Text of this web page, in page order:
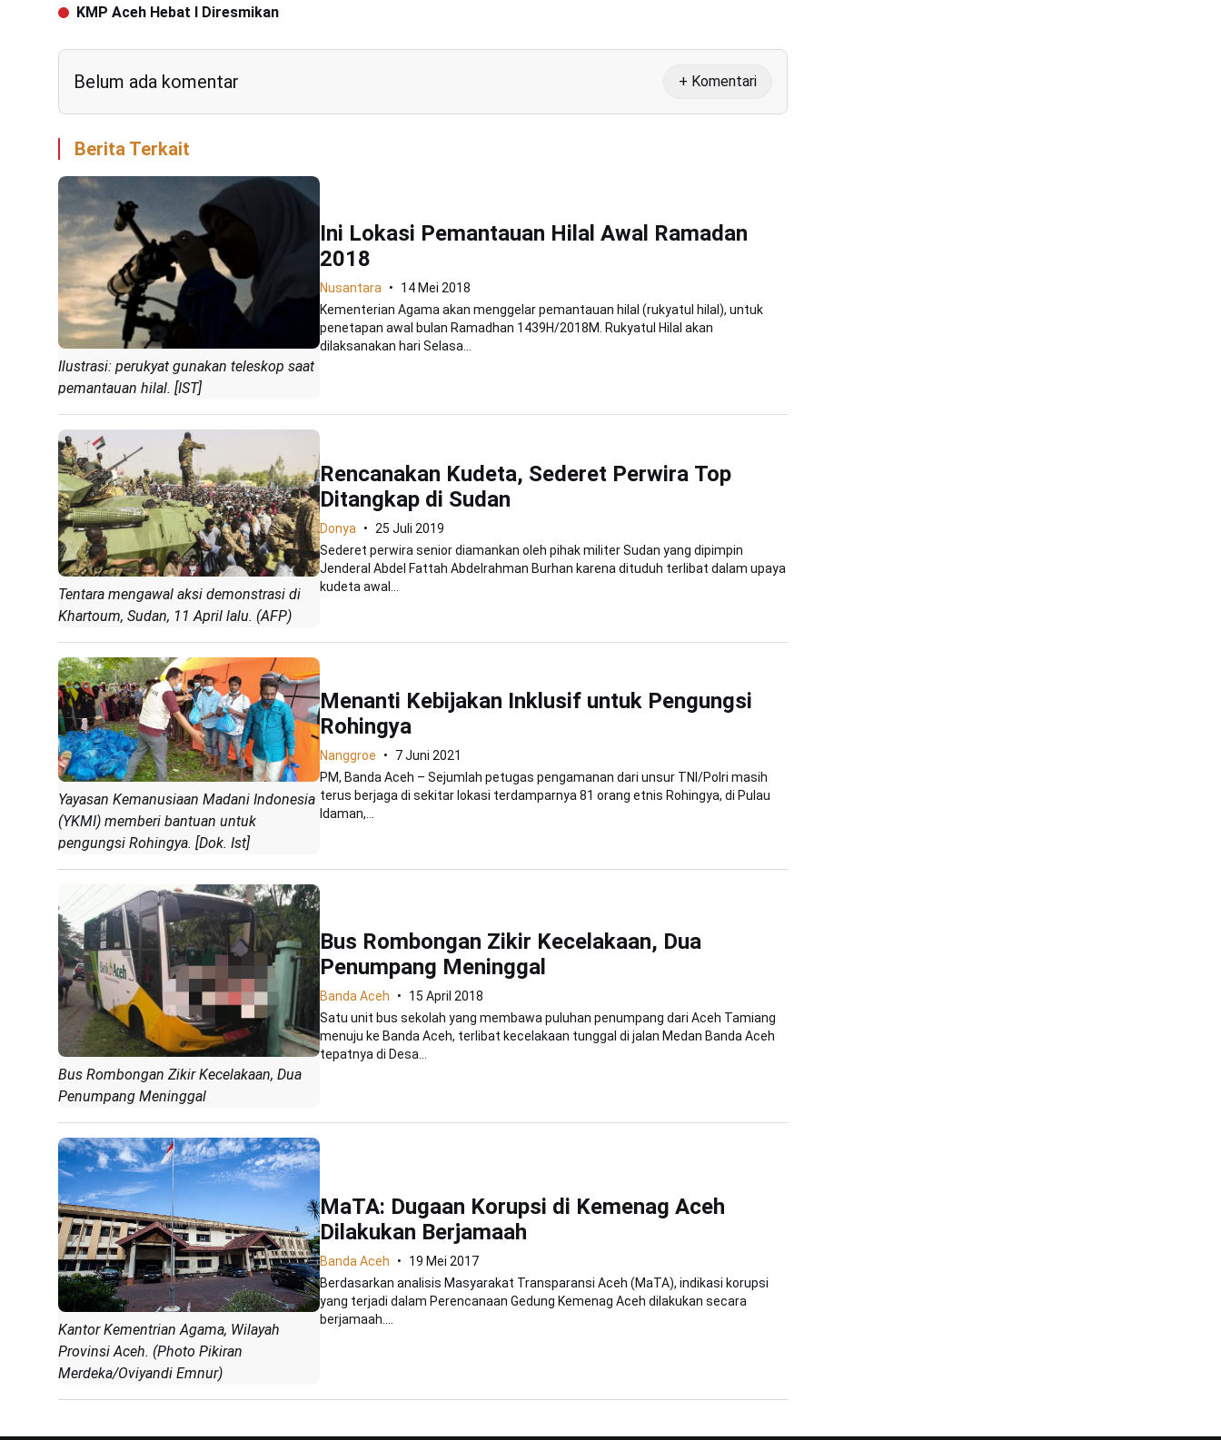
KMP Aceh Hebat I Diresmikan
Belum ada komentar + Komentari
Berita Terkait
Ilustrasi: perukyat gunakan teleskop saat
pemantauan hilal. [IST]
Ini Lokasi Pemantauan Hilal Awal Ramadan
2018
Nusantara
14 Mei 2018
Kementerian Agama akan menggelar pemantauan hilal (rukyatul hilal), untuk
penetapan awal bulan Ramadhan 1439H/2018M. Rukyatul Hilal akan
dilaksanakan hari Selasa...
Tentara mengawal aksi demonstrasi di
Khartoum, Sudan, 11 April lalu. (AFP)
Rencanakan Kudeta, Sederet Perwira Top
Ditangkap di Sudan
Donya
25 Juli 2019
Sederet perwira senior diamankan oleh pihak militer Sudan yang dipimpin
Jenderal Abdel Fattah Abdelrahman Burhan karena dituduh terlibat dalam upaya
kudeta awal...
Yayasan Kemanusiaan Madani Indonesia
(YKMI) memberi bantuan untuk
pengungsi Rohingya. [Dok. Ist]
Menanti Kebijakan Inklusif untuk Pengungsi
Rohingya
Nanggroe
7 Juni 2021
PM, Banda Aceh – Sejumlah petugas pengamanan dari unsur TNI/Polri masih
terus berjaga di sekitar lokasi terdamparnya 81 orang etnis Rohingya, di Pulau
Idaman,...
Bus Rombongan Zikir Kecelakaan, Dua
Penumpang Meninggal
Bus Rombongan Zikir Kecelakaan, Dua
Penumpang Meninggal
Banda Aceh
15 April 2018
Satu unit bus sekolah yang membawa puluhan penumpang dari Aceh Tamiang
menuju ke Banda Aceh, terlibat kecelakaan tunggal di jalan Medan Banda Aceh
tepatnya di Desa...
Kantor Kementrian Agama, Wilayah
Provinsi Aceh. (Photo Pikiran
Merdeka/Oviyandi Emnur)
MaTA: Dugaan Korupsi di Kemenag Aceh
Dilakukan Berjamaah
Banda Aceh
19 Mei 2017
Berdasarkan analisis Masyarakat Transparansi Aceh (MaTA), indikasi korupsi
yang terjadi dalam Perencanaan Gedung Kemenag Aceh dilakukan secara
berjamaah....